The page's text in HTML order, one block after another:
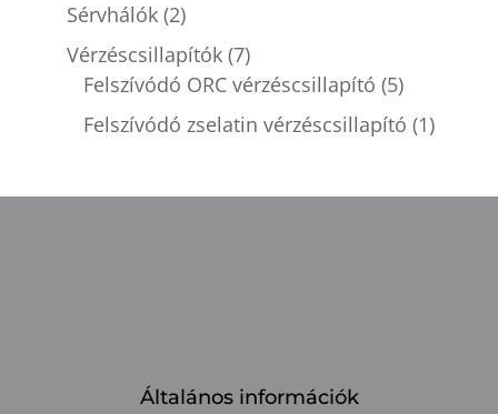
Sérvhálók (2)
Vérzéscsillapítók (7)
Felszívódó ORC vérzéscsillapító (5)
Felszívódó zselatin vérzéscsillapító (1)
Általános információk